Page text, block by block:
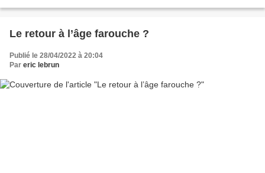
Le retour à l’âge farouche ?
Publié le 28/04/2022 à 20:04
Par eric lebrun